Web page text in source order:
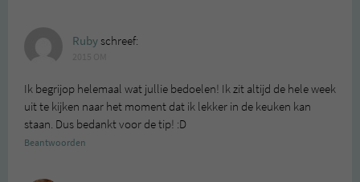
Rubyschreef:
Ik begrijop helemaal wat jullie bedoelen! Ik zit altijd de hele week
uit te kijken naar het moment dat ik lekker in de keuken kan
staan. Dus bedankt voor de tip! :D
Beantwoorden